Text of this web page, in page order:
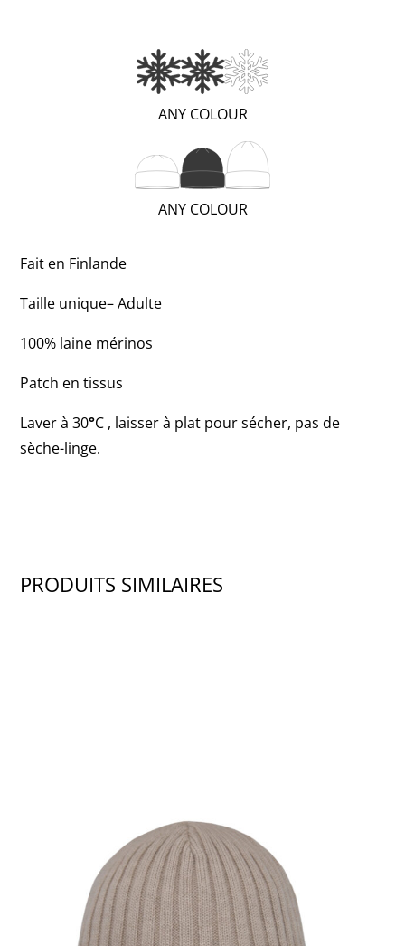
ANY COLOUR(VERY
WARM;
OF
3)
ANY COLOUR(REGULAR;
Fait en Finlande
Taille unique– Adulte
100% laine mérinos
Patch en tissus
Laver à 30°C , laisser à plat pour sécher, pas de
sèche-linge.
PRODUITS SIMILAIRES